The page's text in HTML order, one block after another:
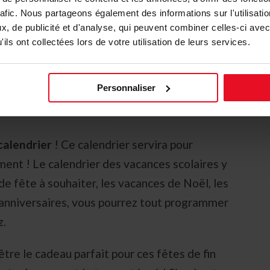
Nous partageons également des informations sur
de publicité et d'analyse, qui peuvent combiner celles-ci
ont collectées lors de votre utilisation de leurs services.
Personnaliser
! Ce calendrier servira pour
! Le calendrier des vacances scolaires y
fête à souhaiter, les vacances de Noël, les
vous pourrez tout programmer
le cadeau parfait pour ces fêtes de fin